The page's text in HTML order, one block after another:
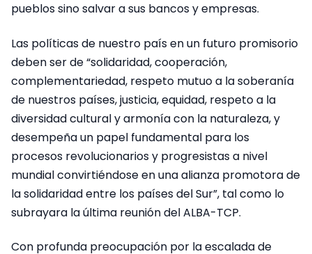
pueblos sino salvar a sus bancos y empresas.
Las políticas de nuestro país en un futuro promisorio
deben ser de “solidaridad, cooperación,
complementariedad, respeto mutuo a la soberanía
de nuestros países, justicia, equidad, respeto a la
diversidad cultural y armonía con la naturaleza, y
desempeña un papel fundamental para los
procesos revolucionarios y progresistas a nivel
mundial convirtiéndose en una alianza promotora de
la solidaridad entre los países del Sur”, tal como lo
subrayara la última reunión del ALBA-TCP.
Con profunda preocupación por la escalada de